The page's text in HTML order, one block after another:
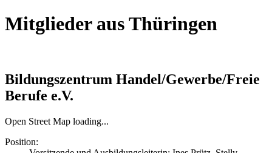
Mitglieder aus Thüringen
Bildungszentrum Handel/Gewerbe/Freie
Berufe e.V.
Open Street Map loading...
Position: